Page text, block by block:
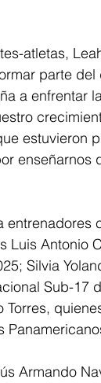
atletas,
parte
a enfrentar
estuvieron
enseñarnos
Luis Antonio
Silvia
Sub-17
Armando